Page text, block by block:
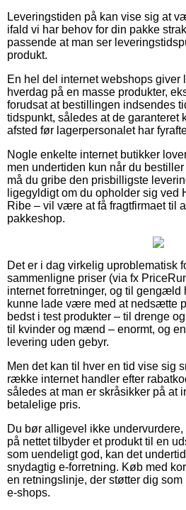
Leveringstiden på kan vise sig at
ifald vi har behov for din pakke
passende at man ser
produkt.
En hel del internet webshops giver
hverdag på en masse produkter,
forudsat at bestillingen indsendes
tidspunkt, således at de garanteret
afsted før lagerpersonalet har
Nogle enkelte internet butikker
men undertiden kun når du
må du gribe den prisbilligste
ligegyldigt om du opholder sig
Ribe – vil være at få fragtfirmaet til
pakkeshop.
Det er i dag virkelig uproblematisk
sammenligne priser (via fx
internet forretninger, og til gengæld
kunne lade være med at nedsætte
bedst i test produkter – til drenge
til kvinder og mænd – enormt, og
levering uden gebyr.
Men det kan til hver en tid vise sig
række internet handler efter
således at man er skråsikker på at
betalelige pris.
Du bør alligevel ikke undervurdere,
på nettet tilbyder et produkt til en
som uendeligt god, kan det
snydagtig e-forretning. Køb med
en retningslinje, der støtter dig
e-shops.